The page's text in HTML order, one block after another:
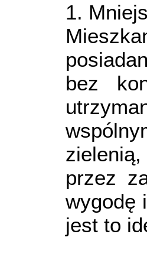
1.
bez
przez
wygodę
jest to